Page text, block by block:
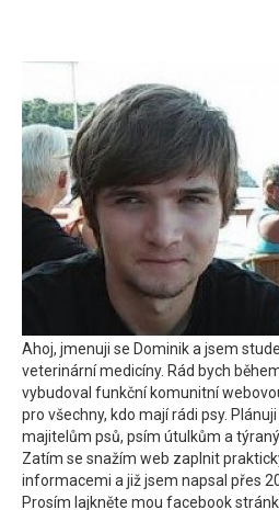
Ahoj, jmenuji se Dominik a jsem
veterinární medicíny. Rád bych
vybudoval funkční komunitní
pro všechny, kdo mají rádi psy.
majitelům psů, psím útulkům a
Zatím se snažím web zaplnit
informacemi a již jsem napsal přes
Prosím lajkněte mou facebook